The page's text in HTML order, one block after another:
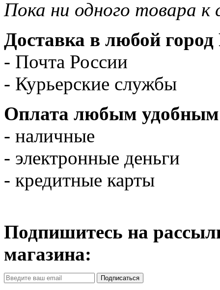
Пока ни одного товара к
Доставка в любой город
- Почта России
- Курьерские службы
Оплата любым удобным
- наличные
- электронные деньги
- кредитные карты
Подпишитесь на
магазина:
Подписаться